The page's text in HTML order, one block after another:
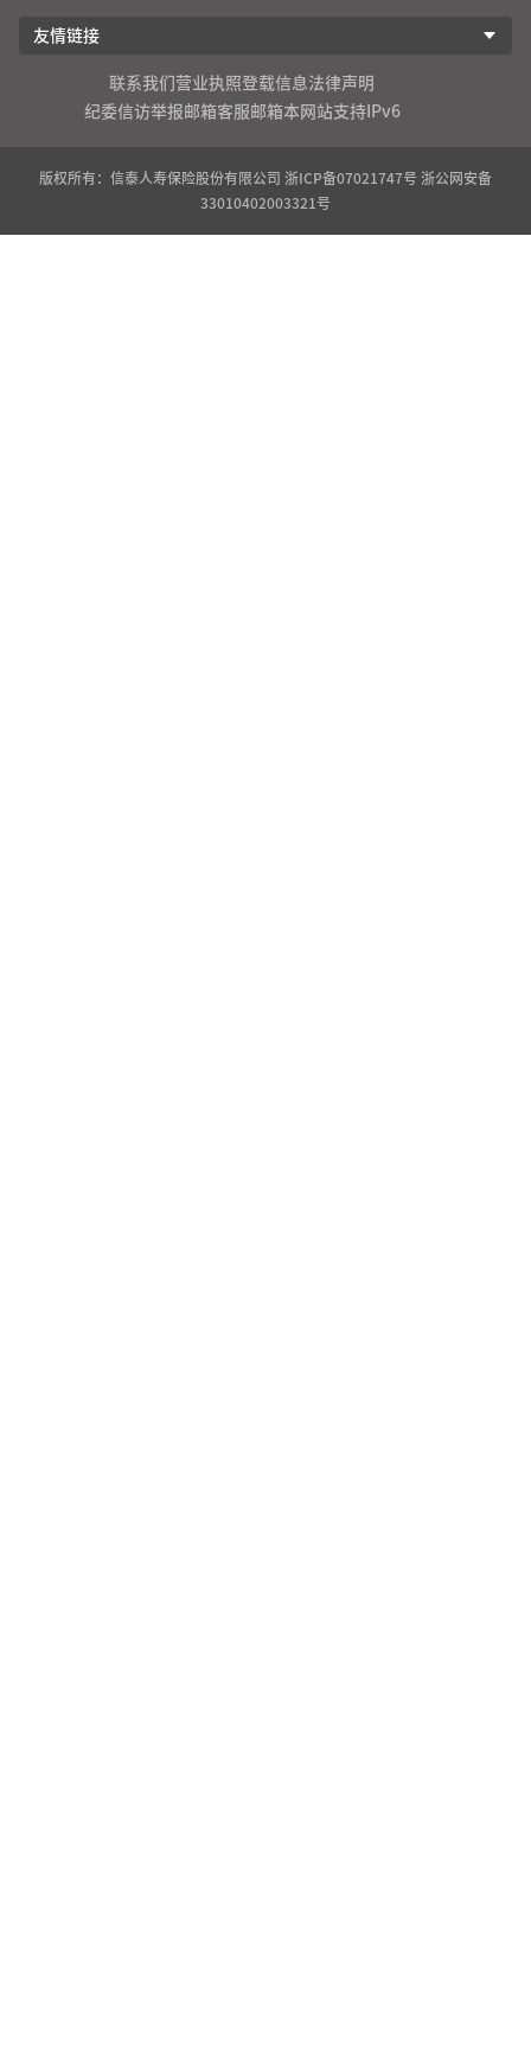
友情链接
联系我们 营业执照登载信息法律声明
纪委信访举报邮箱客服邮箱本网站支持IPv6
版权所有：信泰人寿保险股份有限公司 浙ICP备07021747号 浙公网安备
33010402003321号